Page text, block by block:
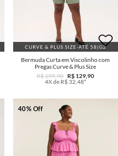
CURVE & PLUS SIZE-ATÉ 58|G2
Bermuda Curta em Viscolinho com
Pregas Curve & Plus Size
R$ 199,90 R$ 129,90
4X de R$ 32,48*
40% Off